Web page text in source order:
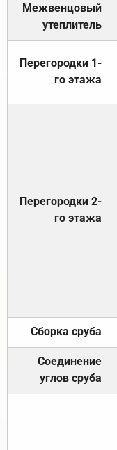
Межвенцовый
утеплитель
Перегородки 1-
го этажа
Перегородки 2-
го этажа
Сборка сруба
Соединение
углов сруба